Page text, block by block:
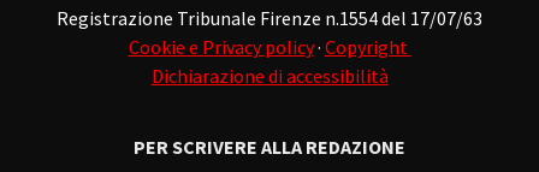
Registrazione Tribunale Firenze n.1554 del 17/07/63
Cookie e Privacy policy· Copyright
Dichiarazione di accessibilità
PER SCRIVERE ALLA REDAZIONE